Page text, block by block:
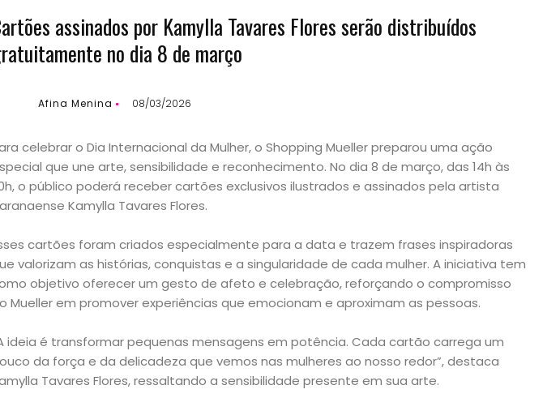
assinados por Kamylla Tavares Flores serão distribuídos
no dia 8 de março
Afina Menina 08/03/2026
celebrar o Dia Internacional da Mulher, o Shopping Mueller preparou uma ação
que une arte, sensibilidade e reconhecimento. No dia 8 de março, das 14h às
o público poderá receber cartões exclusivos ilustrados e assinados pela artista
Kamylla Tavares Flores.
cartões foram criados especialmente para a data e trazem frases inspiradoras
valorizam as histórias, conquistas e a singularidade de cada mulher. A iniciativa tem
objetivo oferecer um gesto de afeto e celebração, reforçando o compromisso
Mueller em promover experiências que emocionam e aproximam as pessoas.
ideia é transformar pequenas mensagens em potência. Cada cartão carrega um
da força e da delicadeza que vemos nas mulheres ao nosso redor”, destaca
Tavares Flores, ressaltando a sensibilidade presente em sua arte.